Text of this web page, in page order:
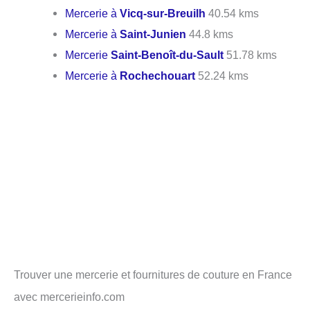
Mercerie àVicq-sur-Breuilh 40.54 kms
Mercerie àSaint-Junien 44.8 kms
MercerieSaint-Benoît-du-Sault 51.78 kms
Mercerie à Rochechouart 52.24 kms
Trouver une mercerie et fournitures de couture en France
avec mercerieinfo.com